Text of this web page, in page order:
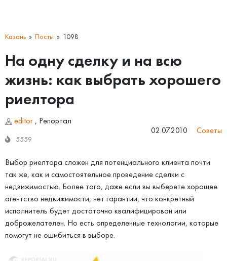
Казань Посты 1098
На одну сделку и на всю
жизнь: как выбрать хорошего
риелтора
editor , Репортал
02.07.2010
Советы
5559
Выбор риелтора сложен для потенциального клиента почти
так же, как и самостоятельное проведение сделки с
недвижимостью. Более того, даже если вы выберете хорошее
агентство недвижимости, нет гарантии, что конкретный
исполнитель будет достаточно квалифицирован или
доброжелателен. Но есть определенные технологии, которые
помогут не ошибиться в выборе.